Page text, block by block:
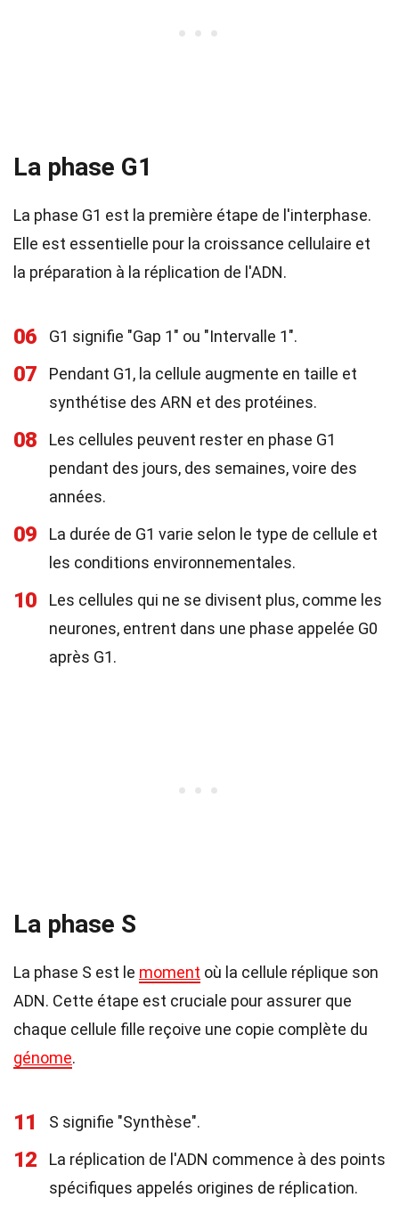
La phase G1
La phase G1 est la première étape de l'interphase.
Elle est essentielle pour la croissance cellulaire et
la préparation à la réplication de l'ADN.
06 G1 signifie "Gap 1" ou "Intervalle 1".
07
Pendant G1, la cellule augmente en taille et
synthétise des ARN et des protéines.
08
Les cellules peuvent rester en phase G1
pendant des jours, des semaines, voire des
années.
09
La durée de G1 varie selon le type de cellule et
les conditions environnementales.
10
Les cellules qui ne se divisent plus, comme les
neurones, entrent dans une phase appelée G0
après G1.
La phase S
La phase S est le moment où la cellule réplique son
ADN. Cette étape est cruciale pour assurer que
chaque cellule fille reçoive une copie complète du
génome.
11 S signifie "Synthèse".
12
La réplication de l'ADN commence à des points
spécifiques appelés origines de réplication.